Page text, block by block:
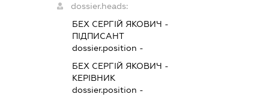
dossier.heads:
БЕХ СЕРГІЙ ЯКОВИЧ -
ПІДПИСАНТ
dossier.position -
БЕХ СЕРГІЙ ЯКОВИЧ -
КЕРІВНИК
dossier.position -